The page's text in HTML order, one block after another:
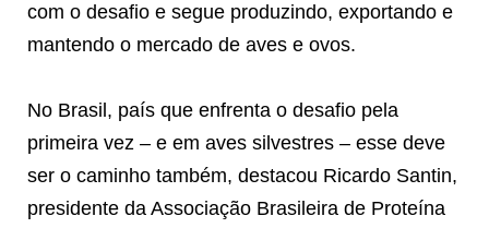
com o desafio e segue produzindo, exportando e
mantendo o mercado de aves e ovos.
No Brasil, país que enfrenta o desafio pela
primeira vez – e em aves silvestres – esse deve
ser o caminho também, destacou Ricardo Santin,
presidente da Associação Brasileira de Proteína